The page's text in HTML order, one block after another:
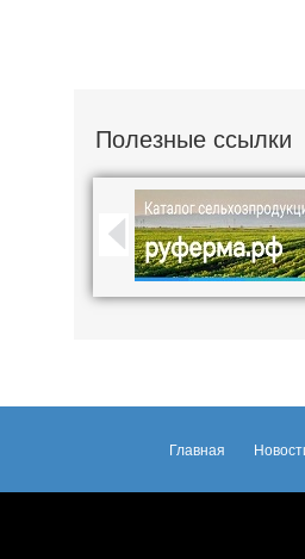
Полезные ссылки
Главная